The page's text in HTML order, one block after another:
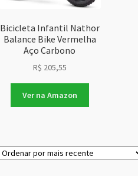
Bicicleta Infantil Nathor
Balance Bike Vermelha
Aço Carbono
R$ 205,55
Ver na Amazon